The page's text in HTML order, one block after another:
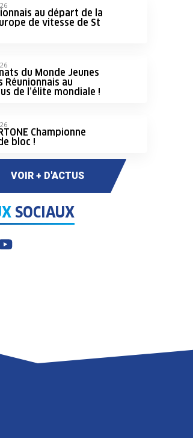
au départ de la
de vitesse de St
du Monde Jeunes
Réunionnais au
de l’élite mondiale !
Championne
bloc !
VOIR + D'ACTUS
SOCIAUX